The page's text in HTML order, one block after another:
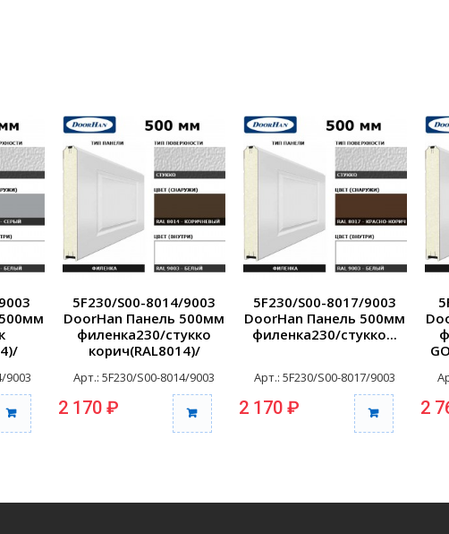
9003
5F230/S00-8014/9003
DoorHan Панель 500мм
филенка230/стукко
корич(RAL8014)/
Арт.: 5F230/S00-8014/9003
2 170 ₽
5F230/S00-8017/9003
DoorHan Панель 500мм
филенка230/стукко...
Арт.: 5F230/S00-8017/9003
2 170 ₽ 2